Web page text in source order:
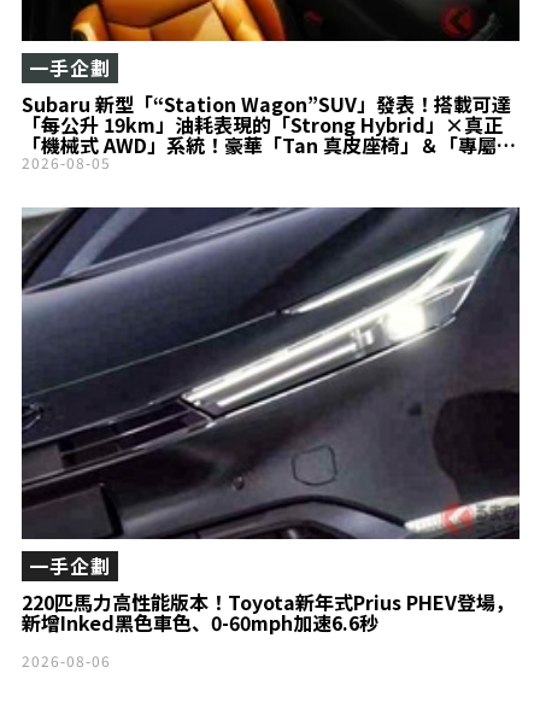
Subaru 新型「“Station Wagon”SUV」發表！搭載可達
「每公升 19km」油耗表現的「Strong Hybrid」×真正
「機械式 AWD」系統！豪華「Tan 真皮座椅」＆「專屬
Audio」列為標準配備的「Levorg Layback」頂級規格令
一手企劃
2026-08-05
220匹馬力高性能版本！Toyota新年式Prius PHEV登場，
新增Inked黑色車色、0-60mph加速6.6秒
一手企劃
2026-08-06